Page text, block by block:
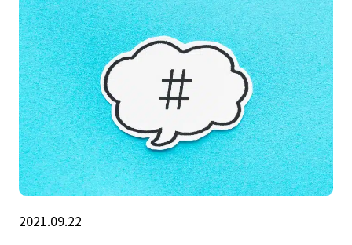
2021.09.22